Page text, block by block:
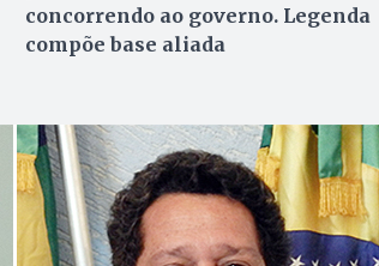
concorrendo ao governo. Legenda
compõe base aliada